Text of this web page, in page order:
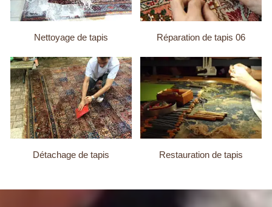
Nettoyage de tapis Réparation de tapis 06
Détachage de tapis Restauration de tapis